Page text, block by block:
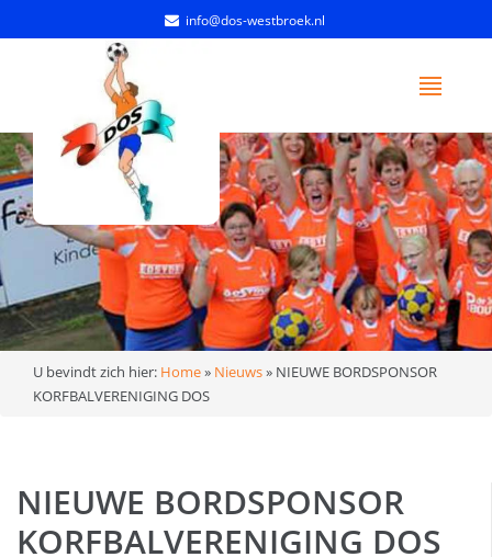
info@dos-westbroek.nl
U bevindt zich hier: Home» Nieuws» NIEUWE BORDSPONSOR
KORFBALVERENIGING DOS
NIEUWE BORDSPONSOR
KORFBALVERENIGING DOS